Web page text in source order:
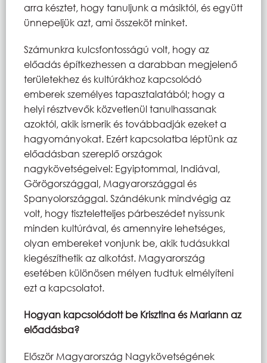
arra késztet, hogy tanuljunk a másiktól, és együtt
ünnepeljük azt, ami összeköt minket.
Számunkra kulcsfontosságú volt, hogy az
előadás építkezhessen a darabban megjelenő
területekhez és kultúrákhoz kapcsolódó
emberek személyes tapasztalatából; hogy a
helyi résztvevők közvetlenül tanulhassanak
azoktól, akik ismerik és továbbadják ezeket a
hagyományokat. Ezért kapcsolatba léptünk az
előadásban szereplő országok
nagykövetségeivel: Egyiptommal, Indiával,
Görögországgal, Magyarországgal és
Spanyolországgal. Szándékunk mindvégig az
volt, hogy tiszteletteljes párbeszédet nyissunk
minden kultúrával, és amennyire lehetséges,
olyan embereket vonjunk be, akik tudásukkal
kiegészíthetik az alkotást. Magyarország
esetében különösen mélyen tudtuk elmélyíteni
ezt a kapcsolatot.
Hogyan kapcsolódott be Krisztina és Mariann az
előadásba?
Először Magyarország Nagykövetségének